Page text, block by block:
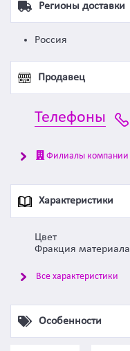
Регионы доставки
Россия
Продавец
Телефоны
Филиалы компании
Характеристики
Цвет
Фракция материала
Все характеристики
Особенности